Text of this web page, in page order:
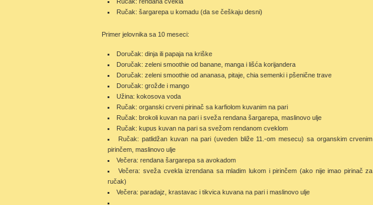
Ručak: šargarepa u komadu (da se češkaju desni)
Primer jelovnika sa 10 meseci:
Doručak: dinja ili papaja na kriške
Doručak: zeleni smoothie od banane, manga i lišća korijandera
Doručak: zeleni smoothie od ananasa, pitaje, chia semenki i pšenične trave
Doručak: grožđe i mango
Užina: kokosova voda
Ručak: organski crveni pirinač sa karfiolom kuvanim na pari
Ručak: brokoli kuvan na pari i sveža rendana šargarepa, maslinovo ulje
Ručak: kupus kuvan na pari sa svežom rendanom cveklom
Ručak: patlidžan kuvan na pari (uveden bliže 11.-om mesecu) sa organskim crvenim
pirinčem, maslinovo ulje
Večera: rendana šargarepa sa avokadom
Večera: sveža cvekla izrendana sa mladim lukom i pirinčem (ako nije imao pirinač za
ručak)
Večera: paradajz, krastavac i tikvica kuvana na pari i maslinovo ulje